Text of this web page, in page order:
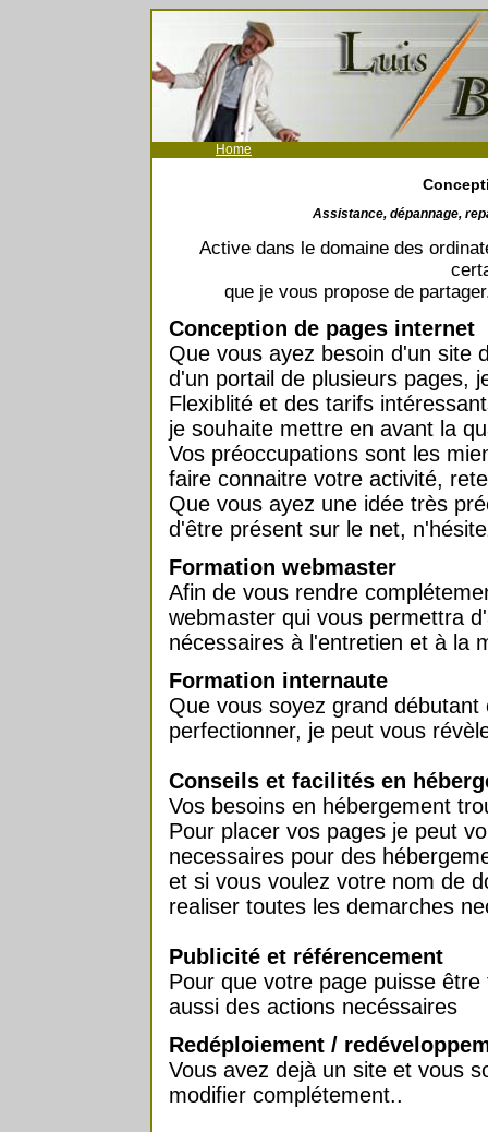
Home
Assistance, dépannage,
Active dans le domaine des
que je vous propose de
Conception de pages internet
Que vous ayez besoin d'un site
d'un portail de plusieurs pages,
Flexiblité et des tarifs
je souhaite mettre en avant la
Vos préoccupations sont les
faire connaitre votre activité,
Que vous ayez une idée très
d'être présent sur le net,
Formation webmaster
Afin de vous rendre
webmaster qui vous permettra
nécessaires à l'entretien et à la
Formation internaute
Que vous soyez grand
perfectionner, je peut vous
Conseils et facilités en
Vos besoins en hébergement
Pour placer vos pages je peut
necessaires pour des
et si vous voulez votre nom de
realiser toutes les demarches
Publicité et référencement
Pour que votre page puisse
aussi des actions necéssaires
Redéploiement /
Vous avez dejà un site et vous
modifier complétement..